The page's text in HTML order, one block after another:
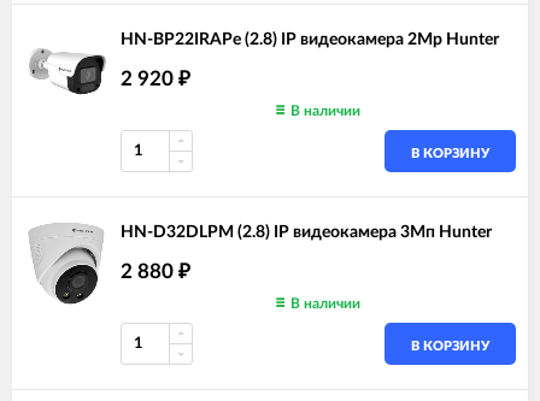
HN-BP22IRAPe (2.8) IP видеокамера 2Mp Hunter
2 920 ₽
В наличии
В КОРЗИНУ
HN-D32DLPM (2.8) IP видеокамера 3Мп Hunter
2 880 ₽
В наличии
В КОРЗИНУ